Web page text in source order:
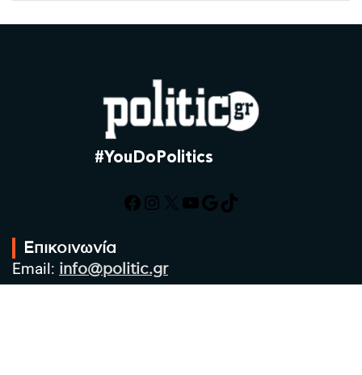
#YouDoPolitics
Facebook
Instagram
X YouTube
Google
TikTok
Επικοινωνία
Email: info@politic.gr
Τηλ: